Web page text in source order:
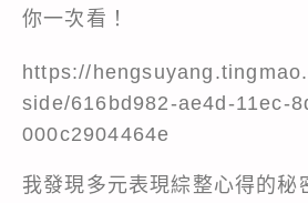
你一次看！
https://
side/616bd982-ae4d-11ec-
000c2904464e
我發現多元表現綜整心得的秘